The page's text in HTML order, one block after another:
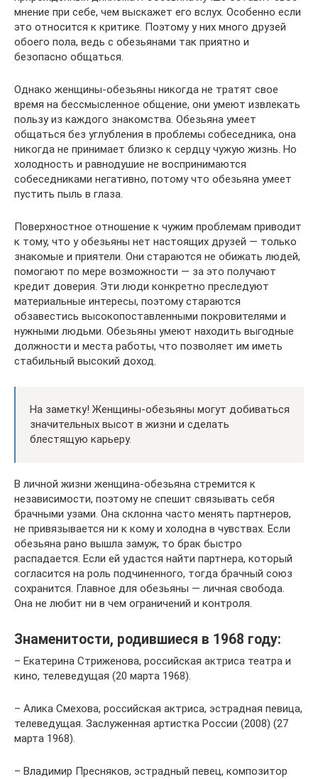
мнение при себе, чем выскажет его вслух. Особенно если
это относится к критике. Поэтому у них много друзей
обоего пола, ведь с обезьянами так приятно и
безопасно общаться.
Однако женщины-обезьяны никогда не тратят свое
время на бессмысленное общение, они умеют извлекать
пользу из каждого знакомства. Обезьяна умеет
общаться без углубления в проблемы собеседника, она
никогда не принимает близко к сердцу чужую жизнь. Но
холодность и равнодушие не воспринимаются
собеседниками негативно, потому что обезьяна умеет
пустить пыль в глаза.
Поверхностное отношение к чужим проблемам приводит
к тому, что у обезьяны нет настоящих друзей — только
знакомые и приятели. Они стараются не обижать людей,
помогают по мере возможности — за это получают
кредит доверия. Эти люди конкретно преследуют
материальные интересы, поэтому стараются
обзавестись высокопоставленными покровителями и
нужными людьми. Обезьяны умеют находить выгодные
должности и места работы, что позволяет им иметь
стабильный высокий доход.
На заметку! Женщины-обезьяны могут добиваться
значительных высот в жизни и сделать
блестящую карьеру.
В личной жизни женщина-обезьяна стремится к
независимости, поэтому не спешит связывать себя
брачными узами. Она склонна часто менять партнеров,
не привязывается ни к кому и холодна в чувствах. Если
обезьяна рано вышла замуж, то брак быстро
распадается. Если ей удастся найти партнера, который
согласится на роль подчиненного, тогда брачный союз
сохранится. Главное для обезьяны — личная свобода.
Она не любит ни в чем ограничений и контроля.
Знаменитости, родившиеся в 1968 году:
– Екатерина Стриженова, российская актриса театра и
кино, телеведущая (20 марта 1968).
– Алика Смехова, российская актриса, эстрадная певица,
телеведущая. Заслуженная артистка России (2008) (27
марта 1968).
– Владимир Пресняков, эстрадный певец, композитор